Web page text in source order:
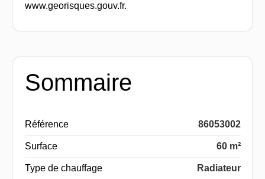
www.georisques.gouv.fr.
Sommaire
Référence 86053002
Surface 60 m²
Type de chauffage Radiateur